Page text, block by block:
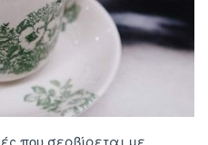
που σερβίρεται με